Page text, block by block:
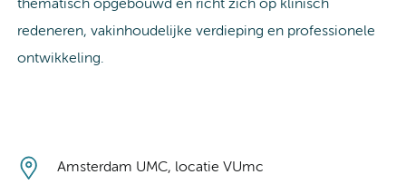
thematisch opgebouwd en richt zich op klinisch
redeneren, vakinhoudelijke verdieping en professionele
ontwikkeling.
Amsterdam UMC, locatie VUmc